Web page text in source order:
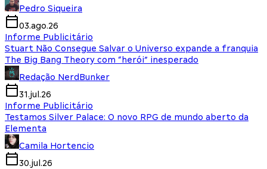
Pedro Siqueira
03.ago.26
Informe Publicitário
Stuart Não Consegue Salvar o Universo expande a franquia
The Big Bang Theory com “herói” inesperado
Redação NerdBunker
31.jul.26
Informe Publicitário
Testamos Silver Palace: O novo RPG de mundo aberto da
Elementa
Camila Hortencio
30.jul.26